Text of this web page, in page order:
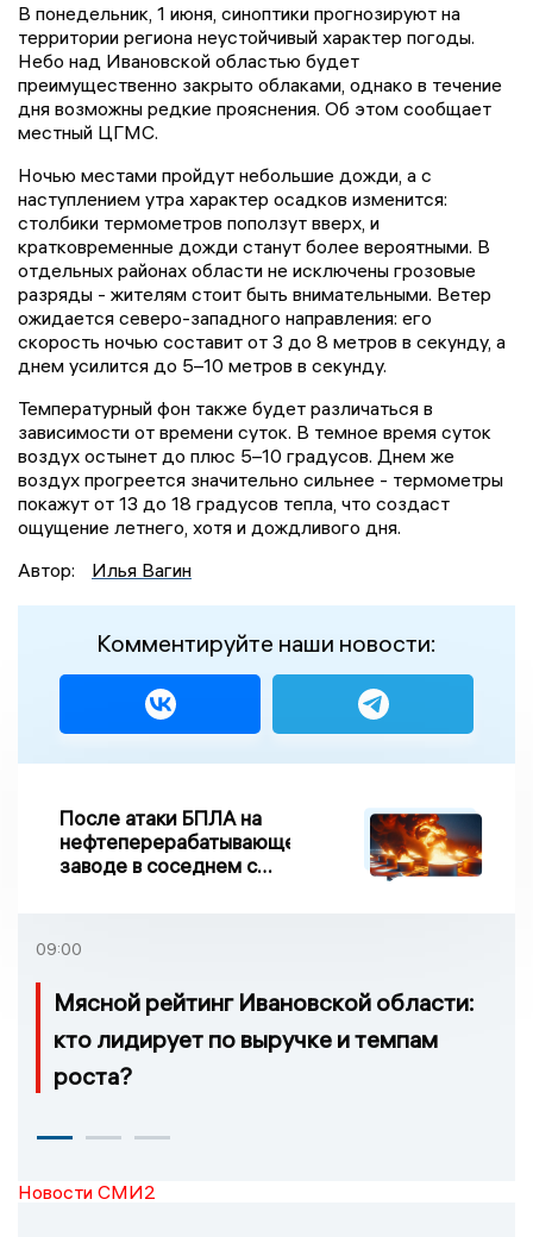
В понедельник, 1 июня, синоптики прогнозируют на
территории региона неустойчивый характер погоды.
Небо над Ивановской областью будет
преимущественно закрыто облаками, однако в течение
дня возможны редкие прояснения. Об этом сообщает
местный ЦГМС.
Ночью местами пройдут небольшие дожди, а с
наступлением утра характер осадков изменится:
столбики термометров поползут вверх, и
кратковременные дожди станут более вероятными. В
отдельных районах области не исключены грозовые
разряды - жителям стоит быть внимательными. Ветер
ожидается северо-западного направления: его
скорость ночью составит от 3 до 8 метров в секунду, а
днем усилится до 5–10 метров в секунду.
Температурный фон также будет различаться в
зависимости от времени суток. В темное время суток
воздух остынет до плюс 5–10 градусов. Днем же
воздух прогреется значительно сильнее - термометры
покажут от 13 до 18 градусов тепла, что создаст
ощущение летнего, хотя и дождливого дня.
Автор:
Илья Вагин
Комментируйте наши новости:
После атаки БПЛА на
нефтеперерабатывающем
заводе в соседнем с
возгорание
09:00
Мясной рейтинг Ивановской области:
кто лидирует по выручке и темпам
роста?
Новости СМИ2